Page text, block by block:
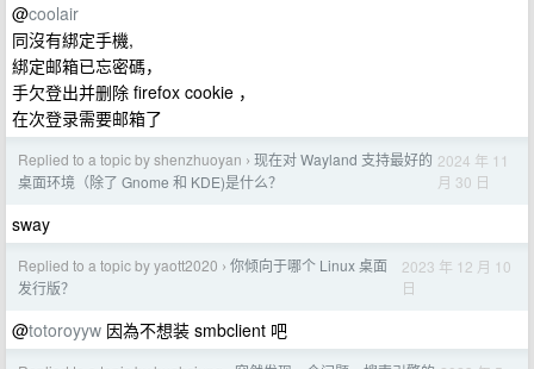
@coolair
同沒有綁定手機,
綁定邮箱已忘密碼，
手欠登出并删除 firefox cookie ，
在次登录需要邮箱了
Replied to a topic by shenzhuoyan › 现在对 Wayland 支持最好的
桌面环境（除了 Gnome 和 KDE)是什么？
2024 年 11
月 30 日
sway
Replied to a topic by yaott2020 › 你倾向于哪个 Linux 桌面
发行版？
2023 年 12 月 10
日
@totoroyyw 因為不想装 smbclient 吧